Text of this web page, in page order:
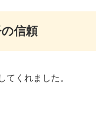
信頼
くれました。